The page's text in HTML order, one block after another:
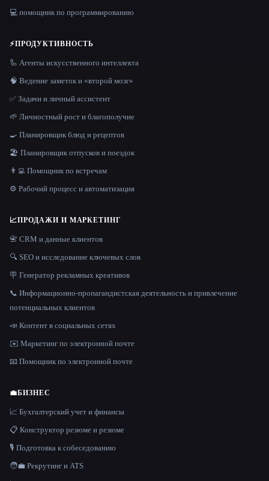
💻 помощник по программированию
⚡ПРОДУКТИВНОСТЬ
🦾 Агенты искусственного интеллекта
🧠 Ведение заметок и «второй мозг»
✅ Задачи и личный ассистент
🌱 Личностный рост и благополучие
🍳 Планировщик блюд и рецептов
🏖 Планировщик отпусков и поездок
👨‍💻 Помощник по встречам
⚙️ Рабочий процесс и автоматизация
📈ПРОДАЖИ И МАРКЕТИНГ
📇 CRM и данные клиентов
🔍 SEO и исследование ключевых слов
🪧 Генератор рекламных креативов
📞 Информационно-пропагандистская деятельность и привлечение
потенциальных клиентов
📣 Контент в социальных сетях
✉️ Маркетинг по электронной почте
📧 Помощник по электронной почте
💼БИЗНЕС
📈 Бухгалтерский учет и финансы
📋 Конструктор резюме и резюме
🎙️ Подготовка к собеседованию
🧑‍💼 Рекрутинг и ATS